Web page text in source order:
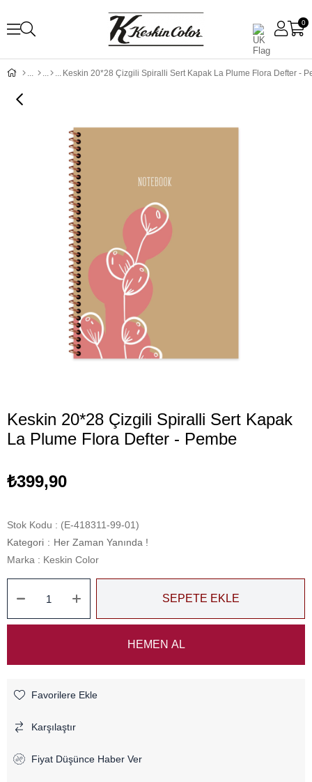
0
Keskin 20*28 Çizgili Spiralli Sert Kapak La Plume Flora Defter -
Keskin 20*28 Çizgili Spiralli Sert Kapak
La Plume Flora Defter - Pembe
₺399,90
Stok Kodu
(E-418311-99-01)
Kategori : Her Zaman Yanında !
Marka : Keskin Color
Favorilere Ekle
Karşılaştır
Fiyat Düşünce Haber Ver